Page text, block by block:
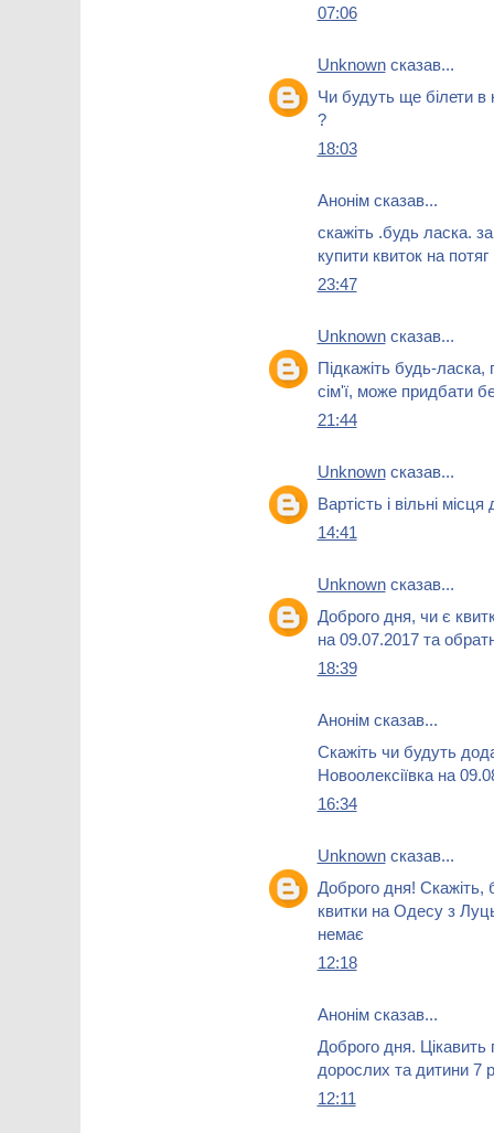
07:06
Unknownсказав...
Чи будуть ще білети в
?
18:03
Анонім сказав...
скажіть .будь ласка.
купити квиток на
23:47
Unknownсказав...
Підкажіть будь-ласка,
сім'ї, може придбати
21:44
Unknownсказав...
Вартість і вільні
14:41
Unknownсказав...
Доброго дня, чи є
на 09.07.2017 та
18:39
Анонім сказав...
Скажіть чи будуть
Новоолексіївка на
16:34
Unknownсказав...
Доброго дня! Скажіть,
квитки на Одесу з
немає
12:18
Анонім сказав...
Доброго дня.
дорослих та дитини 7
12:11